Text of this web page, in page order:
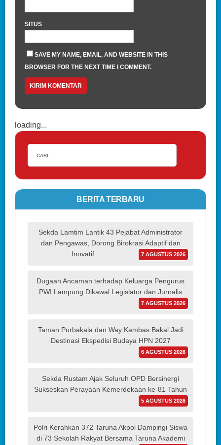
SITUS
SAVE MY NAME, EMAIL, AND WEBSITE IN THIS
BROWSER FOR THE NEXT TIME I COMMENT.
loading...
BERITA TERBARU
Sekda Lamtim Lantik 43 Pejabat Administrator
dan Pengawas, Dorong Birokrasi Adaptif dan
Inovatif
7 AGUSTUS 2026
Dugaan Ancaman terhadap Keluarga Pengurus
PWI Lampung Dikawal Legislator dan Jurnalis
7 AGUSTUS 2026
Taman Purbakala dan Way Kambas Bakal Jadi
Destinasi Ekspedisi Budaya HPN 2027
6 AGUSTUS 2026
Sekda Rustam Ajak Seluruh OPD Bersinergi
Sukseskan Perayaan Kemerdekaan ke-81 Tahun
5 AGUSTUS 2026
Polri Kerahkan 372 Taruna Akpol Dampingi Siswa
di 73 Sekolah Rakyat Bersama Taruna Akademi